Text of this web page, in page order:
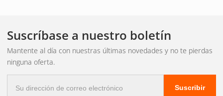
Suscríbase a nuestro boletín
Mantente al día con nuestras últimas novedades y no te pierdas
ninguna oferta.
electrónico
Suscribir